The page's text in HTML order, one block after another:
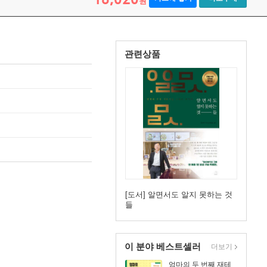
관련상품
[도서] 알면서도 알지 못하는 것
들
이 분야 베스트셀러
엄마의 두 번째 재테
더보기